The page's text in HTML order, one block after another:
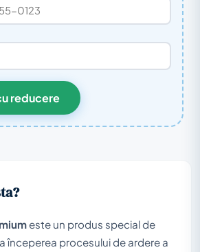
reducere
este un produs special de
începerea procesului de ardere a